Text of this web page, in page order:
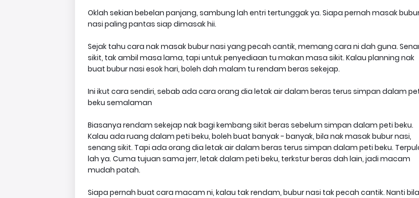
Oklah sekian bebelan panjang, sambung lah entri tertunggak ya. Siapa pernah masak
nasi paling pantas siap dimasak hii.
Sejak tahu cara nak masak bubur nasi yang pecah cantik, memang cara ni dah guna.
sikit, tak ambil masa lama, tapi untuk penyediaan tu makan masa sikit. Kalau planning nak
buat bubur nasi esok hari, boleh dah malam tu rendam beras sekejap.
Ini ikut cara sendiri, sebab ada cara orang dia letak air dalam beras terus simpan dalam
beku semalaman
Biasanya rendam sekejap nak bagi kembang sikit beras sebelum simpan dalam peti beku.
Kalau ada ruang dalam peti beku, boleh buat banyak - banyak, bila nak masak bubur nasi,
senang sikit. Tapi ada orang dia letak air dalam beras terus simpan dalam peti beku.
lah ya. Cuma tujuan sama jerr, letak dalam peti beku, terkstur beras dah lain, jadi macam
mudah patah.
Siapa pernah buat cara macam ni, kalau tak rendam, bubur nasi tak pecah cantik. Nanti bila